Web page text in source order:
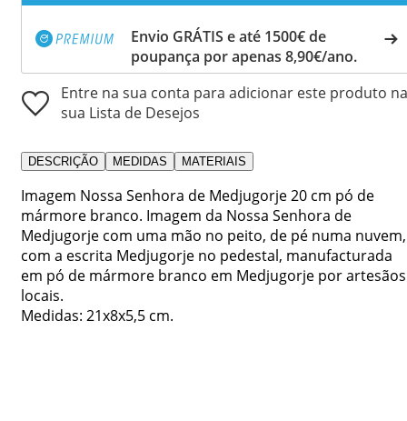
Envio GRÁTIS e até 1500€ de
poupança por apenas 8,90€/ano.
Entre na sua conta para adicionar este produto na
sua Lista de Desejos
DESCRIÇÃO MEDIDAS MATERIAIS
Imagem Nossa Senhora de Medjugorje 20 cm pó de
mármore branco. Imagem da Nossa Senhora de
Medjugorje com uma mão no peito, de pé numa nuvem,
com a escrita Medjugorje no pedestal, manufacturada
em pó de mármore branco em Medjugorje por artesãos
locais.
Medidas: 21x8x5,5 cm.